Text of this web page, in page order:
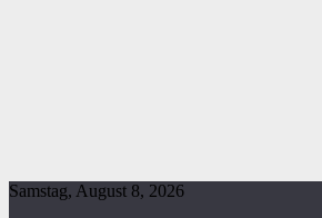
Samstag, August 8, 2026